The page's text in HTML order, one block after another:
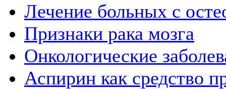
Лечение больных с
Признаки рака мозга
Онкологические
Аспирин как средство